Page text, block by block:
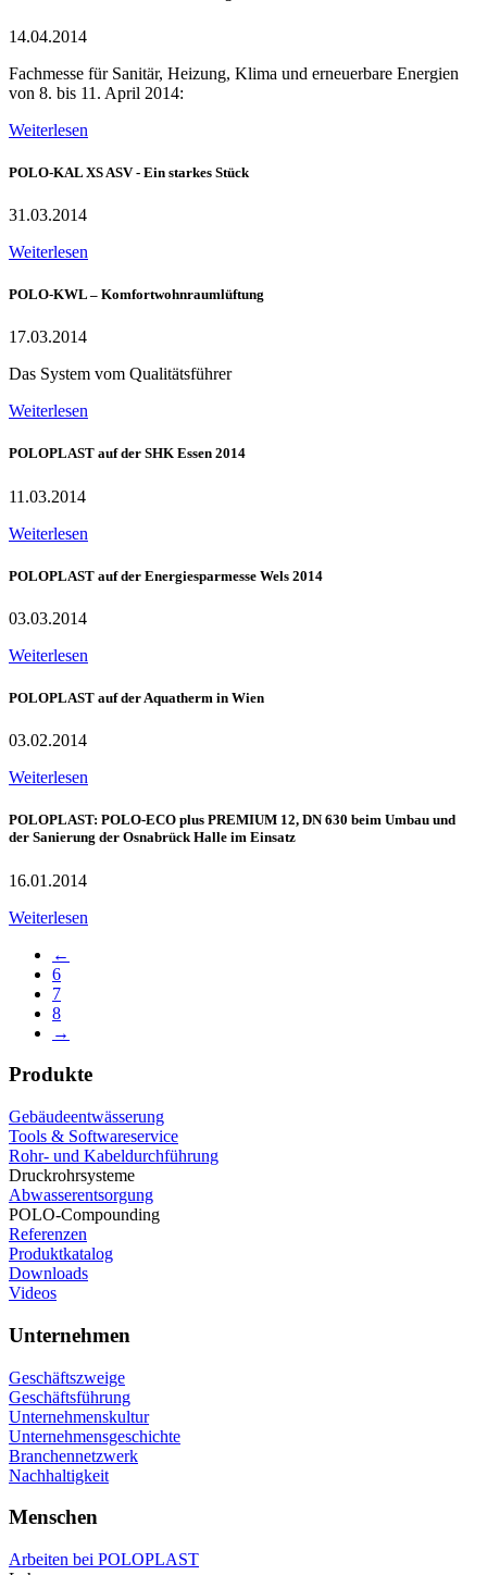
14.04.2014
Fachmesse für Sanitär, Heizung, Klima und erneuerbare Energien
von 8. bis 11. April 2014:
Weiterlesen
POLO-KAL XS ASV - Ein starkes Stück
31.03.2014
Weiterlesen
POLO-KWL – Komfortwohnraumlüftung
17.03.2014
Das System vom Qualitätsführer
Weiterlesen
POLOPLAST auf der SHK Essen 2014
11.03.2014
Weiterlesen
POLOPLAST auf der Energiesparmesse Wels 2014
03.03.2014
Weiterlesen
POLOPLAST auf der Aquatherm in Wien
03.02.2014
Weiterlesen
POLOPLAST: POLO-ECO plus PREMIUM 12, DN 630 beim Umbau und
der Sanierung der Osnabrück Halle im Einsatz
16.01.2014
Weiterlesen
←
6
7
8
→
Produkte
Gebäudeentwässerung
Tools & Softwareservice
Rohr- und Kabeldurchführung
Druckrohrsysteme
Abwasserentsorgung
POLO-Compounding
Referenzen
Produktkatalog
Downloads
Videos
Unternehmen
Geschäftszweige
Geschäftsführung
Unternehmenskultur
Unternehmensgeschichte
Branchennetzwerk
Nachhaltigkeit
Menschen
Arbeiten bei POLOPLAST